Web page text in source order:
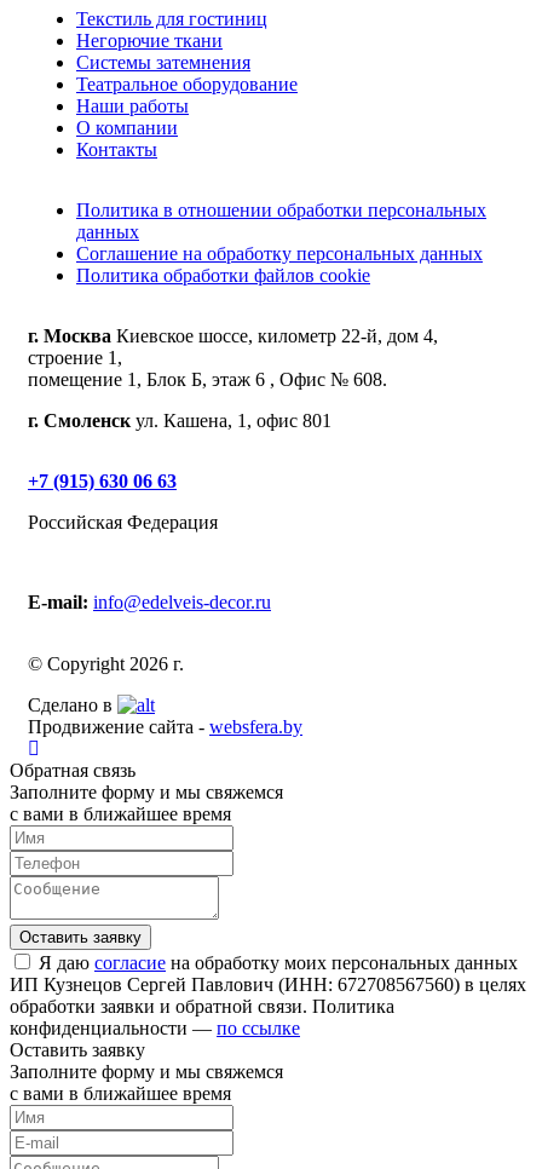
Текстиль для гостиниц
Негорючие ткани
Системы затемнения
Театральное оборудование
Наши работы
О компании
Контакты
Политика в отношении обработки персональных
данных
Соглашение на обработку персональных данных
Политика обработки файлов cookie
г. Москва Киевское шоссе, километр 22-й, дом 4,
строение 1,
помещение 1, Блок Б, этаж 6 , Офис № 608.
г. Смоленскул. Кашена, 1, офис 801
+7 (915) 630 06 63
Российская Федерация
E-mail: info@edelveis-decor.ru
© Copyright 2026 г.
Сделано в
Продвижение сайта - websfera.by
Обратная связь
Заполните форму и мы свяжемся
с вами в ближайшее время
Я даю согласие на обработку моих персональных данных
ИП Кузнецов Сергей Павлович (ИНН: 672708567560) в целях
обработки заявки и обратной связи. Политика
конфиденциальности — по ссылке
Оставить заявку
Заполните форму и мы свяжемся
с вами в ближайшее время